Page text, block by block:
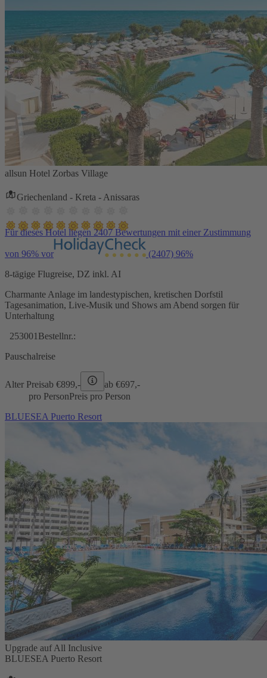
allsun Hotel Zorbas Village
Griechenland - Kreta - Anissaras
Für dieses Hotel liegen 2407 Bewertungen mit einer Zustimmung
von 96% vor (2407) 96%
8-tägige Flugreise, DZ inkl. AI
Charmante Anlage im landestypischen, kretischen Dorfstil
Tagesanimation, Live-Musik und Shows am Abend sorgen für
Unterhaltung
253001 Bestellnr.:
Pauschalreise
Alter Preisab €899,- ab €697,-
pro PersonPreis pro Person
BLUESEA Puerto Resort
Upgrade auf All Inclusive
BLUESEA Puerto Resort